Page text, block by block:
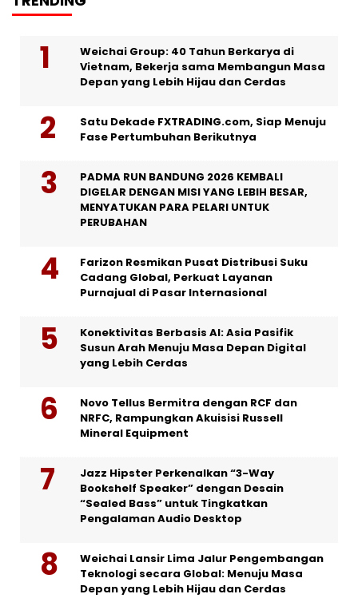
Weichai Group: 40 Tahun Berkarya di
Vietnam, Bekerja sama Membangun Masa
Depan yang Lebih Hijau dan Cerdas
Satu Dekade FXTRADING.com, Siap Menuju
Fase Pertumbuhan Berikutnya
PADMA RUN BANDUNG 2026 KEMBALI
DIGELAR DENGAN MISI YANG LEBIH BESAR,
MENYATUKAN PARA PELARI UNTUK
PERUBAHAN
Farizon Resmikan Pusat Distribusi Suku
Cadang Global, Perkuat Layanan
Purnajual di Pasar Internasional
Konektivitas Berbasis AI: Asia Pasifik
Susun Arah Menuju Masa Depan Digital
yang Lebih Cerdas
Novo Tellus Bermitra dengan RCF dan
NRFC, Rampungkan Akuisisi Russell
Mineral Equipment
Jazz Hipster Perkenalkan “3-Way
Bookshelf Speaker” dengan Desain
“Sealed Bass” untuk Tingkatkan
Pengalaman Audio Desktop
Weichai Lansir Lima Jalur Pengembangan
Teknologi secara Global: Menuju Masa
Depan yang Lebih Hijau dan Cerdas